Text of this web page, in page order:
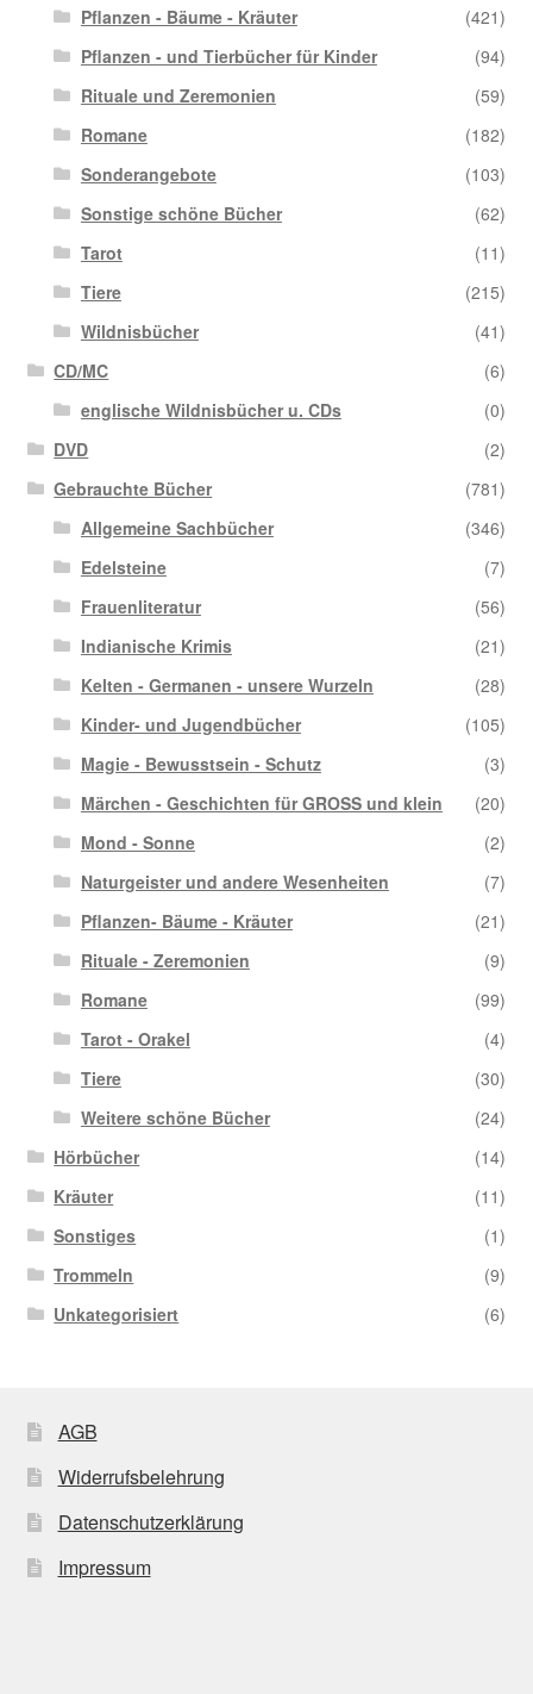
Pflanzen - Bäume - Kräuter
(421)
Pflanzen - und Tierbücher für Kinder
(94)
Rituale und Zeremonien
(59)
Romane
(182)
Sonderangebote
(103)
Sonstige schöne Bücher
(62)
Tarot
(11)
Tiere
(215)
Wildnisbücher
(41)
CD/MC
(6)
englische Wildnisbücher u. CDs
(0)
DVD
(2)
Gebrauchte Bücher
(781)
Allgemeine Sachbücher
(346)
Edelsteine
(7)
Frauenliteratur
(56)
Indianische Krimis
(21)
Kelten - Germanen - unsere Wurzeln
(28)
Kinder- und Jugendbücher
(105)
Magie - Bewusstsein - Schutz
(3)
Märchen - Geschichten für GROSS und klein
(20)
Mond - Sonne
(2)
Naturgeister und andere Wesenheiten
(7)
Pflanzen- Bäume - Kräuter
(21)
Rituale - Zeremonien
(9)
Romane
(99)
Tarot - Orakel
(4)
Tiere
(30)
Weitere schöne Bücher
(24)
Hörbücher
(14)
Kräuter
(11)
Sonstiges
(1)
Trommeln
(9)
Unkategorisiert
(6)
AGB
Widerrufsbelehrung
Datenschutzerklärung
Impressum